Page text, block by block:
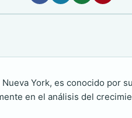
York, es conocido por
en el análisis del